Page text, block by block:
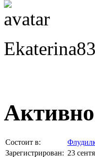
Ekaterina83
Состоит в:
Зарегистрирован: 23